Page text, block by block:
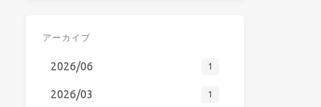
アーカイブ
2026/06 1
2026/03 1